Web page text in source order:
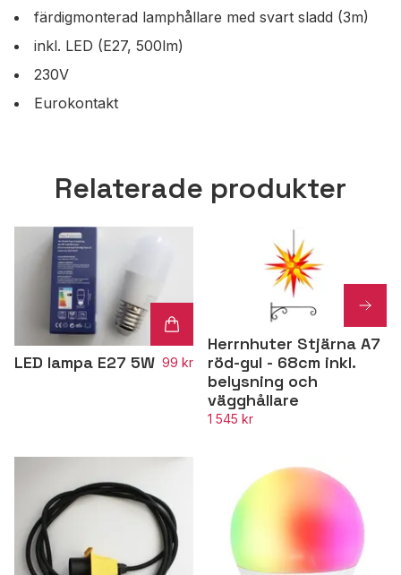
färdigmonterad lamphållare med svart sladd (3m)
inkl. LED (E27, 500lm)
230V
Eurokontakt
Relaterade produkter
LED lampa E27 5W 99 kr
Herrnhuter Stjärna A7
röd-gul - 68cm inkl.
belysning och
vägghållare
1 545 kr